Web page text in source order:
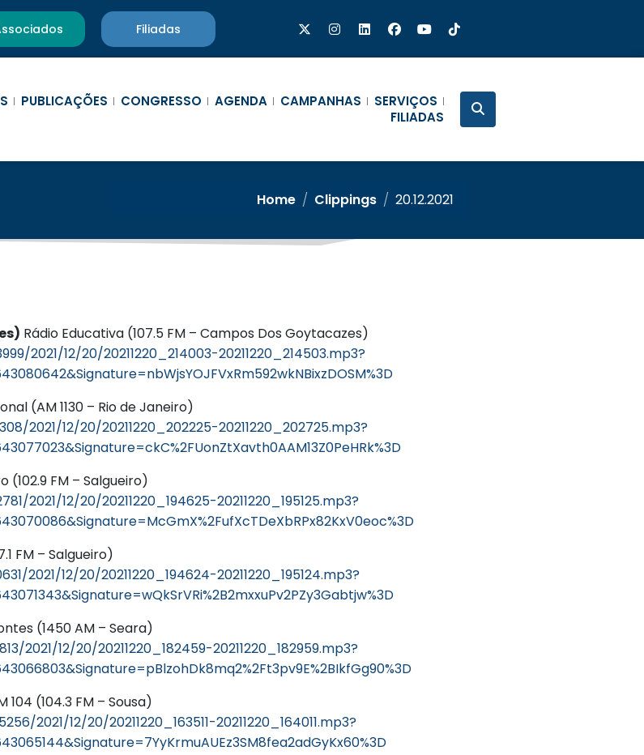
Filiadas
PUBLICAÇÕES CONGRESSO AGENDA CAMPANHAS
SERVIÇOS
FILIADAS
Home / Clippings / 20.12.2021
Rádio Educativa (107.5 FM – Campos Dos Goytacazes)
2021/12/20/20211220_214003-20211220_214503.mp3?
(AM 1130 – Rio de Janeiro)
2021/12/20/20211220_202225-20211220_202725.mp3?
(102.9 FM – Salgueiro)
2021/12/20/20211220_194625-20211220_195125.mp3?
FM – Salgueiro)
2021/12/20/20211220_194624-20211220_195124.mp3?
(1450 AM – Seara)
2021/12/20/20211220_182459-20211220_182959.mp3?
104 (104.3 FM – Sousa)
12/20/20211220_163511-20211220_164011.mp3?